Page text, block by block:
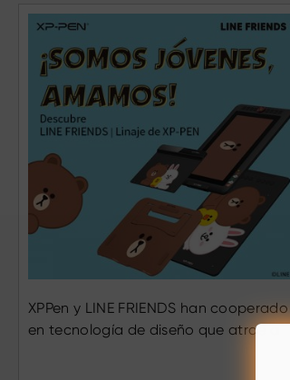
XPPen y LINE FRIENDS han cooperado
en tecnología de diseño que atrae a